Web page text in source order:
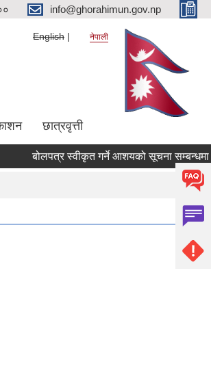
info@ghorahimun.gov.np
English नेपाली
छात्रवृत्ती